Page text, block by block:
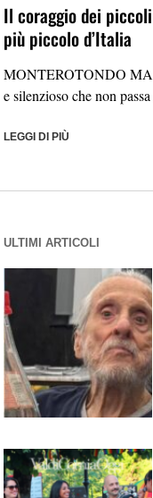
Il coraggio dei
più piccolo d’Italia
MONTEROTONDO
e silenzioso che non
LEGGI DI PIÙ
ULTIMI ARTICOLI